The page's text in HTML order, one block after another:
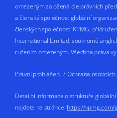
omezeným založená dle právních
a členská společnost globální
členských společností KPMG,
International Limited, soukromé
ručením omezeným. Všechna práva
Právní prohlášení / Ochrana osobních
Detailní informace o struktuře globální
najdete na stránce: https://kpmg.com/